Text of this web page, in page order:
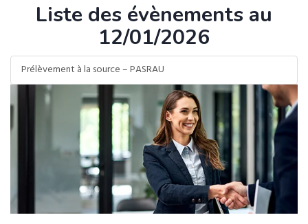
Liste des évènements au
12/01/2026
Prélèvement à la source – PASRAU